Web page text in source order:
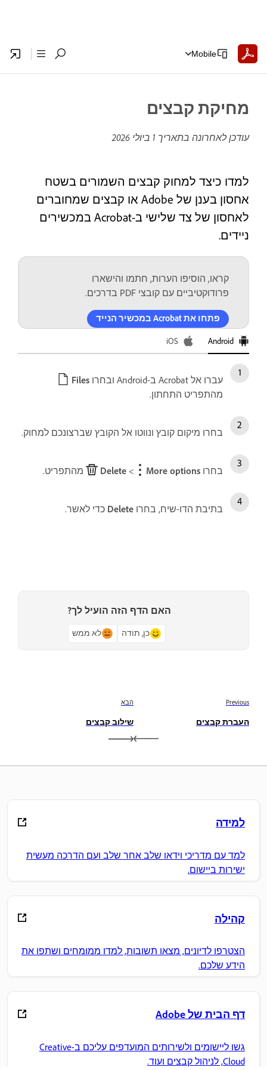
Mobile
מחיקת קבצים
עודכן לאחרונה בתאריך 1 ביולי 2026
למדו כיצד למחוק קבצים השמורים בשטח
אחסון בענן של Adobe או קבצים שמחוברים
לאחסון של צד שלישי ב-Acrobat במכשירים
ניידים.
קראו, הוסיפו הערות, חתמו והישארו
פרודוקטיביים עם קובצי PDF בדרכים.
פתחו את Acrobat במכשיר הנייד
Android
iOS‏
עברו אל Acrobat ב-Android ובחרו
Files
מהתפריט התחתון.
בחרו מיקום קובץ ונווטו אל הקובץ שברצונכם למחוק.
בחרו More options
>‏
Delete מהתפריט.
בתיבת הדו-שיח, בחרו Delete כדי לאשר.
האם הדף הזה הועיל לך?
כן, תודה לא ממש
Previous
העברת קבצים
הבא
שילוב קבצים
למידה
למד עם מדריכי וידאו שלב אחר שלב ועם הדרכה מעשית
ישירות ביישום.
קהילה
הצטרפו לדיונים, מצאו תשובות, למדו ממומחים ושתפו את
הידע שלכם.
דף הבית של Adobe
גשו ליישומים ולשירותים המועדפים עליכם ב-Creative
Cloud, לניהול קבצים ועוד.